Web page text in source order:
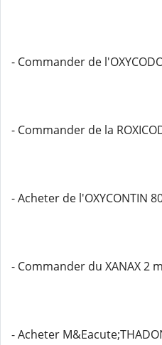
- Commander de
- Commander de la
- Acheter de l'OXYCONTIN
- Commander du XANAX 2
- Acheter